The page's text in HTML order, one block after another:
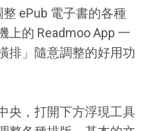
ePub 電子書的各種
上的 Readmoo App 一
排」隨意調整的好用功
央，打開下方浮現工具